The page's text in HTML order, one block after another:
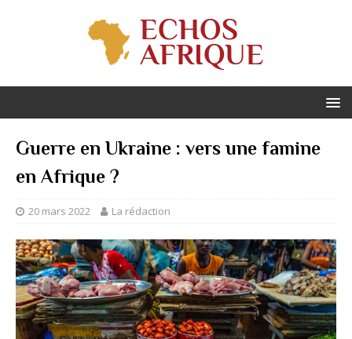
Guerre en Ukraine : vers une famine
en Afrique ?
20 mars 2022 La rédaction